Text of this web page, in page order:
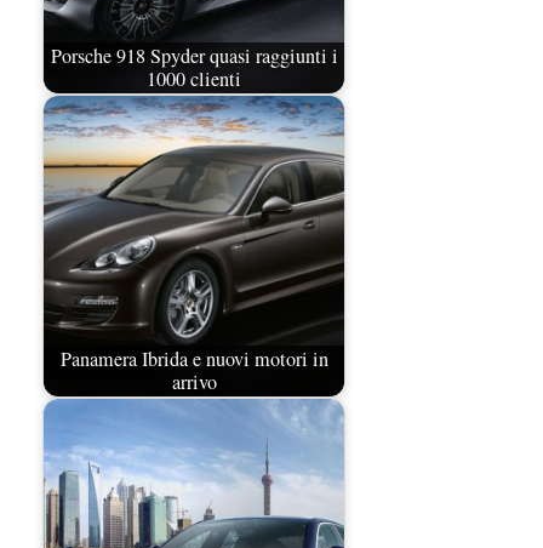
Porsche 918 Spyder quasi raggiunti i
1000 clienti
Panamera Ibrida e nuovi motori in
arrivo